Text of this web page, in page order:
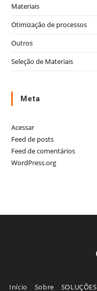
Materiais
Otimização de processos
Outros
Seleção de Materiais
Meta
Acessar
Feed de posts
Feed de comentários
WordPress.org
Início Sobre SOLUÇÕES